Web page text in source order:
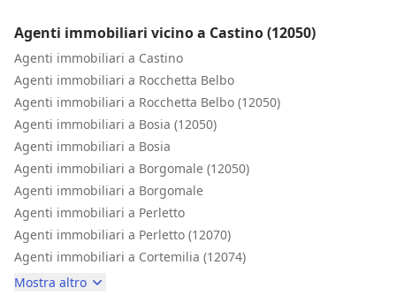
Agenti immobiliari vicino a Castino (12050)
Agenti immobiliari a Castino
Agenti immobiliari a Rocchetta Belbo
Agenti immobiliari a Rocchetta Belbo (12050)
Agenti immobiliari a Bosia (12050)
Agenti immobiliari a Bosia
Agenti immobiliari a Borgomale (12050)
Agenti immobiliari a Borgomale
Agenti immobiliari a Perletto
Agenti immobiliari a Perletto (12070)
Agenti immobiliari a Cortemilia (12074)
Mostra altro